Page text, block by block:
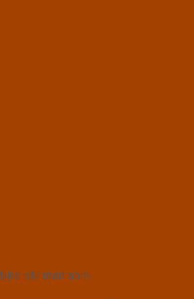
når man som